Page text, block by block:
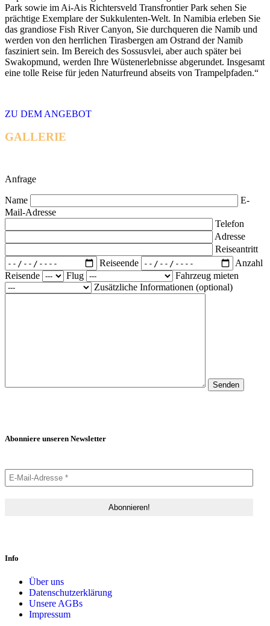
Park sowie im Ai-Ais Richtersveld Transfrontier Park sehen Sie
prächtige Exemplare der Sukkulenten-Welt. In Namibia erleben Sie
das grandiose Fish River Canyon, Sie durchqueren die Namib und
werden von den herrlichen Tirasbergen am Ostrand der Namib
fasziniert sein. Im Bereich des Sossusvlei, aber auch später bei
Swakopmund, werden Ihre Wüstenerlebnisse abgerundet. Insgesamt
eine tolle Reise für jeden Naturfreund abseits von Trampelpfaden.“
ZU DEM ANGEBOT
GALLERIE
Anfrage
Name
E-
Mail-Adresse
Telefon
Adresse
Reiseantritt
Reiseende
Anzahl
Reisende
Flug
Fahrzeug mieten
Zusätzliche Informationen (optional)
Abonniere unseren Newsletter
Info
Über uns
Datenschutzerklärung
Unsere AGBs
Impressum